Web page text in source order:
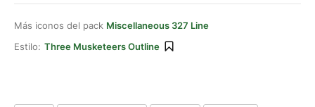
Más iconos del pack Miscellaneous 327 Line
Estilo: Three Musketeers Outline